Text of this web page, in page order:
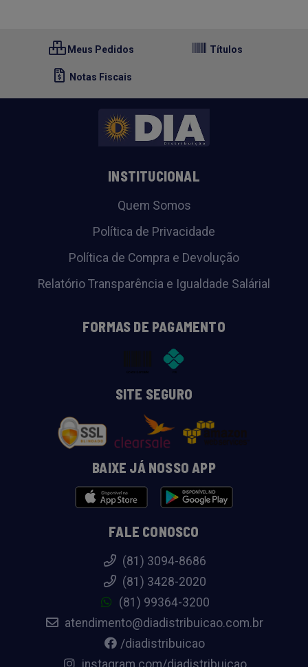
Meus Pedidos Títulos
Notas Fiscais
INSTITUCIONAL
Quem Somos
Política de Privacidade
Política de Compra e Devolução
Relatório Transparência e Igualdade Salárial
FORMAS DE PAGAMENTO
SITE SEGURO
BAIXE JÁ NOSSO APP
FALE CONOSCO
(81) 3094-8686
(81) 3428-2020
(81) 99364-3200
atendimento@diadistribuicao.com.br
/diadistribuicao
instagram.com/diadistribuicao